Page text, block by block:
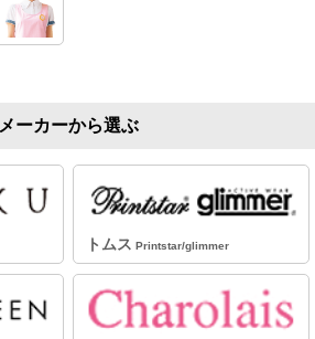
メーカーから選ぶ
トムス Printstar/glimmer